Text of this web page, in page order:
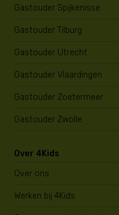
Gastouder Spijkenisse
Gastouder Tilburg
Gastouder Utrecht
Gastouder Vlaardingen
Gastouder Zoetermeer
Gastouder Zwolle
Over 4Kids
Over ons
Werken bij 4Kids